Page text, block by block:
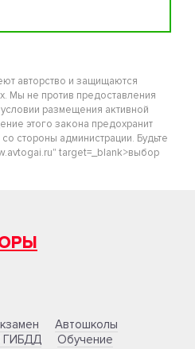
авторство и защищаются
Мы не против предоставления
размещения активной
этого закона предохранит
стороны администрации. Будьте
target=_blank>выбор
Автошколы
ГИБДД
Обучение